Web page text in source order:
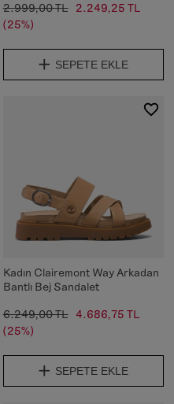
2.999,00 TL
2.249,25 TL
(25%)
SEPETE EKLE
Kadın Clairemont Way Arkadan
Bantlı Bej Sandalet
6.249,00 TL 4.686,75 TL
(25%)
SEPETE EKLE